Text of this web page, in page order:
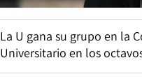
La U gana su grupo en la
Universitario en los